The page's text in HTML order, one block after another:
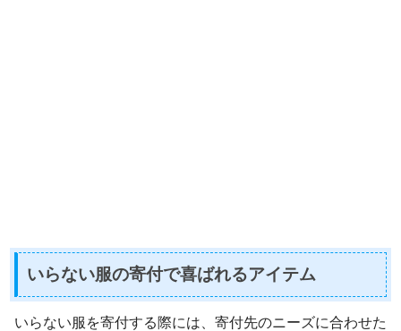
いらない服の寄付で喜ばれるアイテム
いらない服を寄付する際には、寄付先のニーズに合わせた